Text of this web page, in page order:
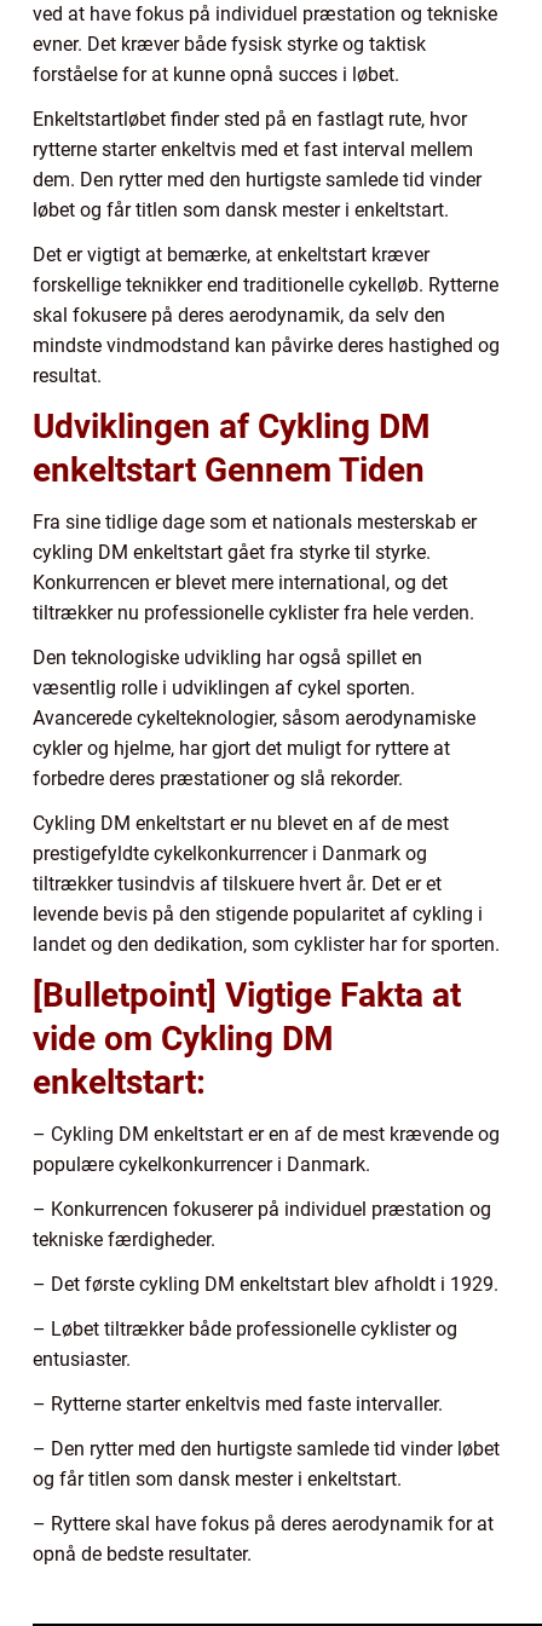
ved at have fokus på individuel præstation og tekniske
evner. Det kræver både fysisk styrke og taktisk
forståelse for at kunne opnå succes i løbet.
Enkeltstartløbet finder sted på en fastlagt rute, hvor
rytterne starter enkeltvis med et fast interval mellem
dem. Den rytter med den hurtigste samlede tid vinder
løbet og får titlen som dansk mester i enkeltstart.
Det er vigtigt at bemærke, at enkeltstart kræver
forskellige teknikker end traditionelle cykelløb. Rytterne
skal fokusere på deres aerodynamik, da selv den
mindste vindmodstand kan påvirke deres hastighed og
resultat.
Udviklingen af Cykling DM
enkeltstart Gennem Tiden
Fra sine tidlige dage som et nationals mesterskab er
cykling DM enkeltstart gået fra styrke til styrke.
Konkurrencen er blevet mere international, og det
tiltrækker nu professionelle cyklister fra hele verden.
Den teknologiske udvikling har også spillet en
væsentlig rolle i udviklingen af cykel sporten.
Avancerede cykelteknologier, såsom aerodynamiske
cykler og hjelme, har gjort det muligt for ryttere at
forbedre deres præstationer og slå rekorder.
Cykling DM enkeltstart er nu blevet en af de mest
prestigefyldte cykelkonkurrencer i Danmark og
tiltrækker tusindvis af tilskuere hvert år. Det er et
levende bevis på den stigende popularitet af cykling i
landet og den dedikation, som cyklister har for sporten.
[Bulletpoint] Vigtige Fakta at
vide om Cykling DM
enkeltstart:
– Cykling DM enkeltstart er en af de mest krævende og
populære cykelkonkurrencer i Danmark.
– Konkurrencen fokuserer på individuel præstation og
tekniske færdigheder.
– Det første cykling DM enkeltstart blev afholdt i 1929.
– Løbet tiltrækker både professionelle cyklister og
entusiaster.
– Rytterne starter enkeltvis med faste intervaller.
– Den rytter med den hurtigste samlede tid vinder løbet
og får titlen som dansk mester i enkeltstart.
– Ryttere skal have fokus på deres aerodynamik for at
opnå de bedste resultater.